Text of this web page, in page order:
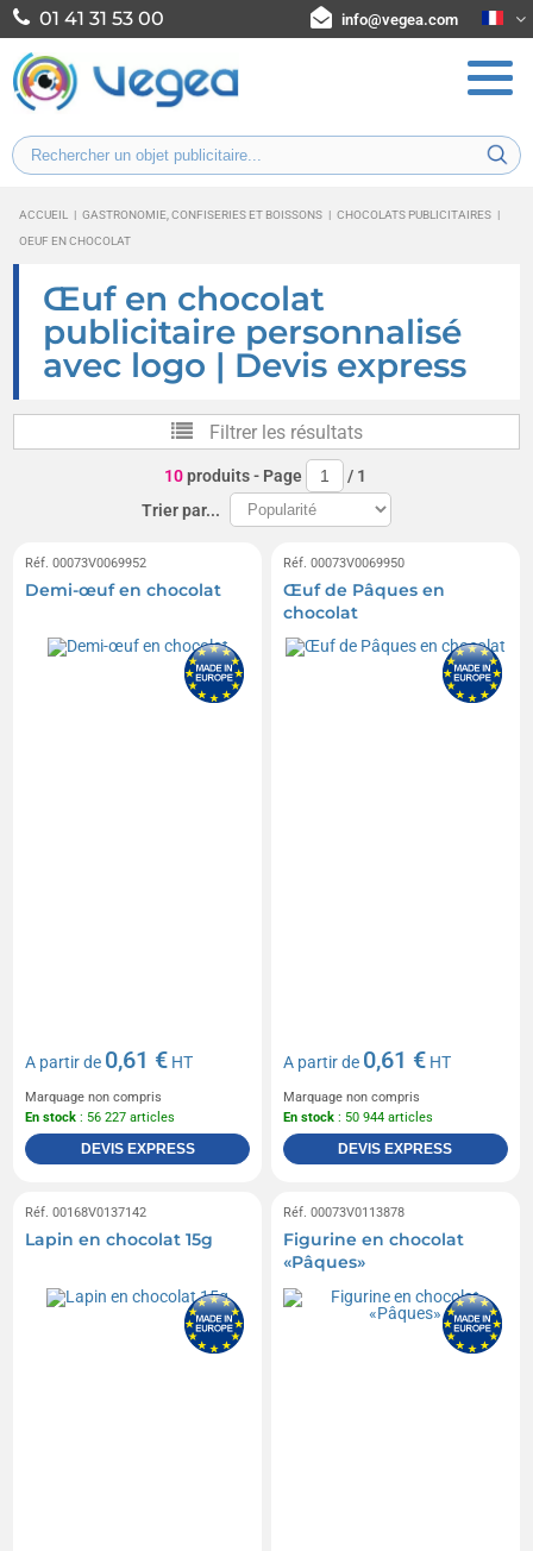
01 41 31 53 00 info@vegea.com
ACCUEIL | GASTRONOMIE, CONFISERIES ET BOISSONS | CHOCOLATS PUBLICITAIRES |
OEUF EN CHOCOLAT
Œuf en chocolat
publicitaire personnalisé
avec logo | Devis express
Filtrer les résultats
10produits- Page / 1
Trier par...
Réf. 00073V0069952
Demi-œuf en chocolat
A partir de 0,61 € HT
Marquage non compris
En stock : 56 227 articles
DEVIS EXPRESS
Réf. 00073V0069950
Œuf de Pâques en
chocolat
A partir de 0,61 € HT
Marquage non compris
En stock : 50 944 articles
DEVIS EXPRESS
Réf. 00168V0137142
Lapin en chocolat 15g
Réf. 00073V0113878
Figurine en chocolat
«Pâques»